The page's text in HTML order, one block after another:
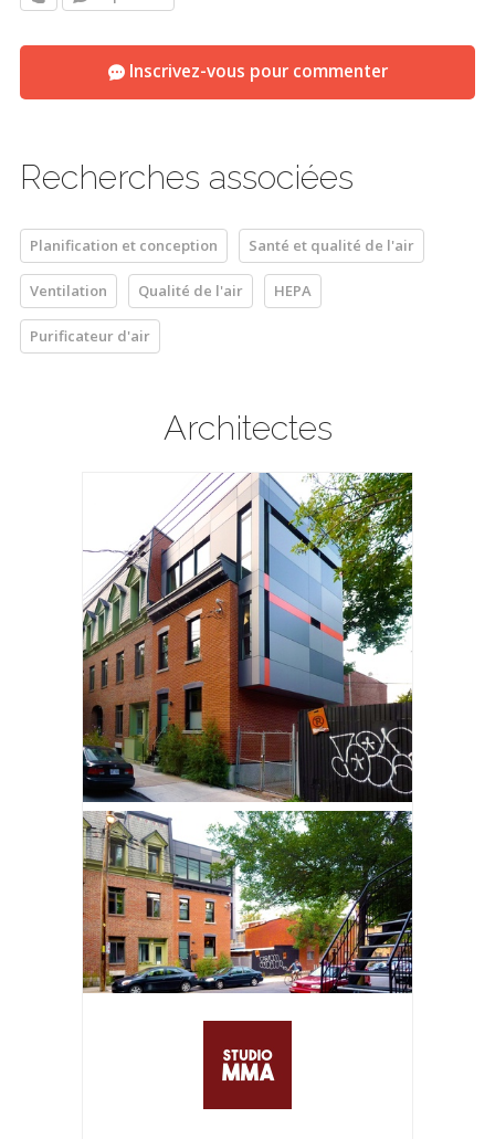
Inscrivez-vous pour commenter
Recherches associées
Planification et conception Santé et qualité de l'air
Ventilation Qualité de l'air HEPA
Purificateur d'air
Architectes